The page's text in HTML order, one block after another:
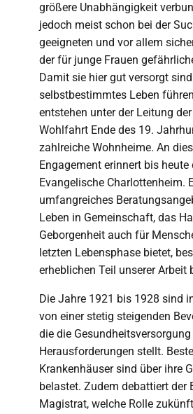
größere Unabhängigkeit
jedoch meist schon bei der
geeigneten und vor allem
der für junge Frauen
Damit sie hier gut versorgt
selbstbestimmtes Leben
entstehen unter der Leitung
Wohlfahrt Ende des 19.
zahlreiche Wohnheime. An
Engagement erinnert bis heute
Evangelische Charlottenheim.
umfangreiches
Leben in Gemeinschaft, das
Geborgenheit auch für
letzten Lebensphase bietet,
erheblichen Teil unserer Arbeit
Die Jahre 1921 bis 1928 sind
von einer stetig steigenden
die die
Herausforderungen stellt.
Krankenhäuser sind über ihre
belastet. Zudem debattiert der
Magistrat, welche Rolle